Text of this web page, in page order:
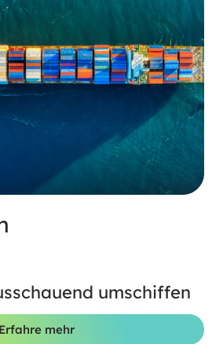
umschiffen
Erfahre mehr